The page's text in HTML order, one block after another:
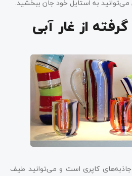
می‌توانید به استایل خود جان ببخشید.
از غار آبی
کاپری است و می‌توانید طیف